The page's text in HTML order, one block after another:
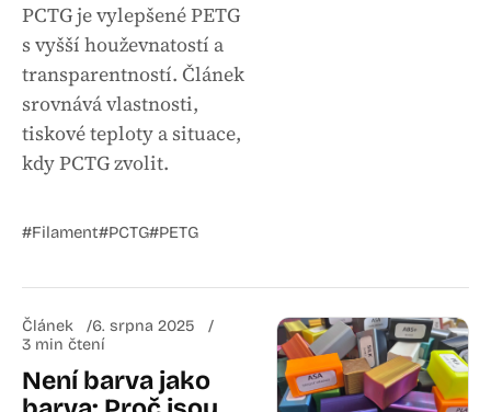
PCTG je vylepšené PETG
s vyšší houževnatostí a
transparentností. Článek
srovnává vlastnosti,
tiskové teploty a situace,
kdy PCTG zvolit.
#Filament#PCTG#PETG
Článek
6. srpna 2025
3 min čtení
Není barva jako